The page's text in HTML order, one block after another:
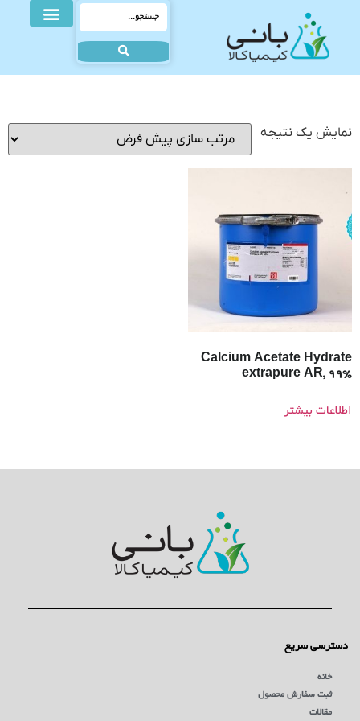
نمایش یک نتیجه
Calcium Acetate Hydrate
extrapure AR, 99%
اطلاعات بیشتر
دسترسی سریع
خانه
ثبت سفارش محصول
مقالات